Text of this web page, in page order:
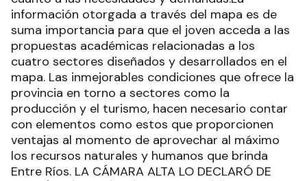
información otorgada a través del mapa es de
suma importancia para que el joven acceda a las
propuestas académicas relacionadas a los
cuatro sectores diseñados y desarrollados en el
mapa. Las inmejorables condiciones que ofrece la
provincia en torno a sectores como la
producción y el turismo, hacen necesario contar
con elementos como estos que proporcionen
ventajas al momento de aprovechar al máximo
los recursos naturales y humanos que brinda
Entre Ríos. LA CÁMARA ALTA LO DECLARÓ DE